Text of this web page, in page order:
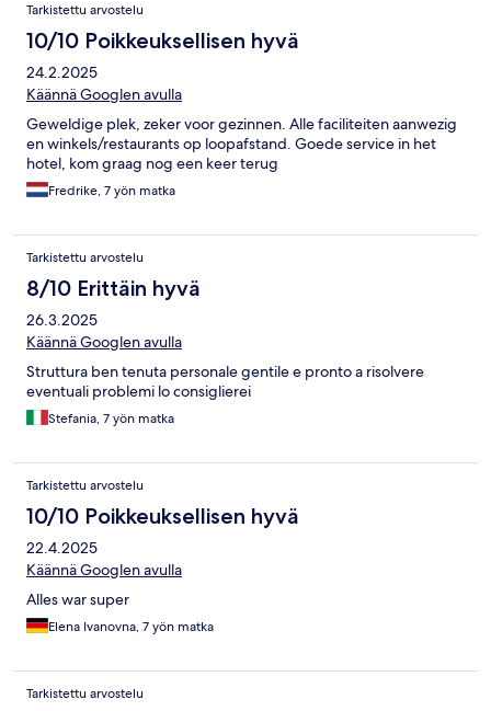
Tarkistettu arvostelu
10/10 Poikkeuksellisen hyvä
24.2.2025
Käännä Googlen avulla
Geweldige plek, zeker voor gezinnen. Alle faciliteiten aanwezig
en winkels/restaurants op loopafstand. Goede service in het
hotel, kom graag nog een keer terug
Fredrike, 7 yön matka
Tarkistettu arvostelu
8/10 Erittäin hyvä
26.3.2025
Käännä Googlen avulla
Struttura ben tenuta personale gentile e pronto a risolvere
eventuali problemi lo consiglierei
Stefania, 7 yön matka
Tarkistettu arvostelu
10/10 Poikkeuksellisen hyvä
22.4.2025
Käännä Googlen avulla
Alles war super
Elena Ivanovna, 7 yön matka
Tarkistettu arvostelu